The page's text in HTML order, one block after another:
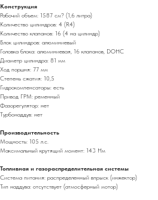
Конструкция
Рабочий объем: 1587 см? (1,6 литра)
Количество цилиндров: 4 (R4)
Количество клапанов: 16 (4 на цилиндр)
Блок цилиндров: алюминиевый
Головка блока: алюминиевая, 16 клапанов, DOHC
Диаметр цилиндра: 81 мм
Ход поршня: 77 мм
Степень сжатия: 10,5
Гидрокомпенсаторы: есть
Привод ГРМ: ременный
Фазорегулятор: нет
Турбонаддув: нет
Производительность
Мощность: 105 л.с.
Максимальный крутящий момент: 143 Нм
Топливная и газораспределительная системы
Система питания: распределенный впрыск (инжектор)
Тип наддува: отсутствует (атмосферный мотор)